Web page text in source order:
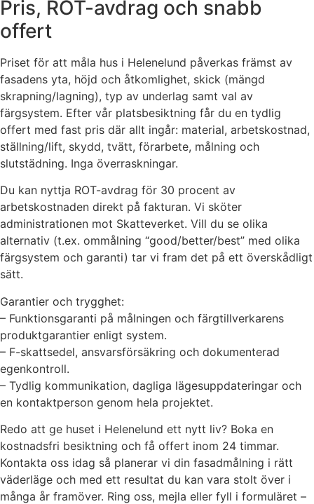
Pris, ROT-avdrag och snabb
offert
Priset för att måla hus i Helenelund påverkas främst av
fasadens yta, höjd och åtkomlighet, skick (mängd
skrapning/lagning), typ av underlag samt val av
färgsystem. Efter vår platsbesiktning får du en tydlig
offert med fast pris där allt ingår: material, arbetskostnad,
ställning/lift, skydd, tvätt, förarbete, målning och
slutstädning. Inga överraskningar.
Du kan nyttja ROT-avdrag för 30 procent av
arbetskostnaden direkt på fakturan. Vi sköter
administrationen mot Skatteverket. Vill du se olika
alternativ (t.ex. ommålning “good/better/best” med olika
färgsystem och garanti) tar vi fram det på ett överskådligt
sätt.
Garantier och trygghet:
– Funktionsgaranti på målningen och färgtillverkarens
produktgarantier enligt system.
– F-skattsedel, ansvarsförsäkring och dokumenterad
egenkontroll.
– Tydlig kommunikation, dagliga lägesuppdateringar och
en kontaktperson genom hela projektet.
Redo att ge huset i Helenelund ett nytt liv? Boka en
kostnadsfri besiktning och få offert inom 24 timmar.
Kontakta oss idag så planerar vi din fasadmålning i rätt
väderläge och med ett resultat du kan vara stolt över i
många år framöver. Ring oss, mejla eller fyll i formuläret –